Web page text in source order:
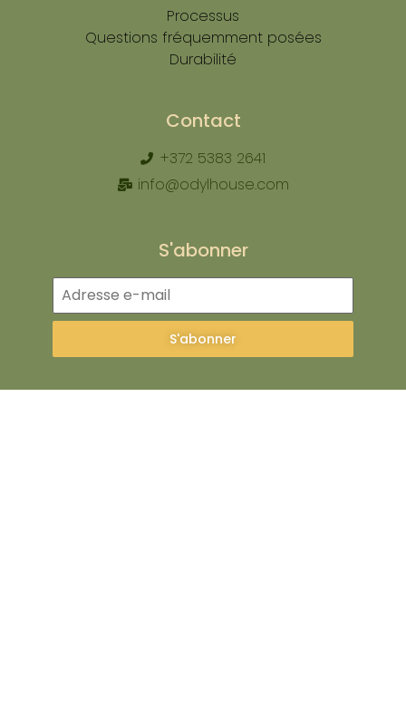
Processus
Questions fréquemment posées
Durabilité
Contact
+372 5383 2641
info@odylhouse.com
S'abonner
S'abonner